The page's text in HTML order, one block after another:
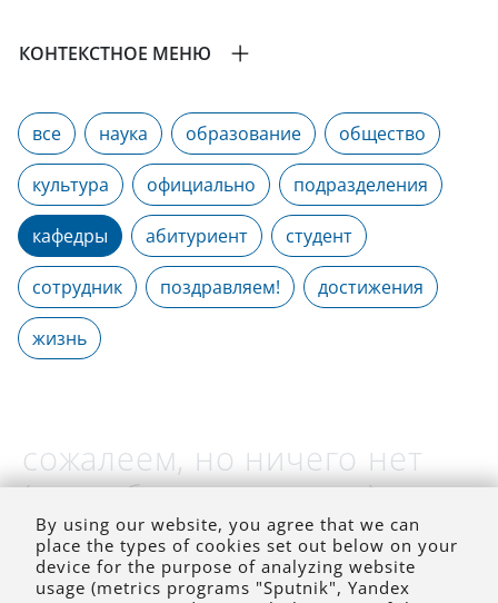
КОНТЕКСТНОЕ МЕНЮ
все наука образование общество
культура официально подразделения
кафедры абитуриент студент
сотрудник поздравляем! достижения
жизнь
сожалеем, но ничего нет
(на выбранное время)
By using our website, you agree that we can
place the types of cookies set out below on your
device for the purpose of analyzing website
usage (metrics programs "Sputnik", Yandex